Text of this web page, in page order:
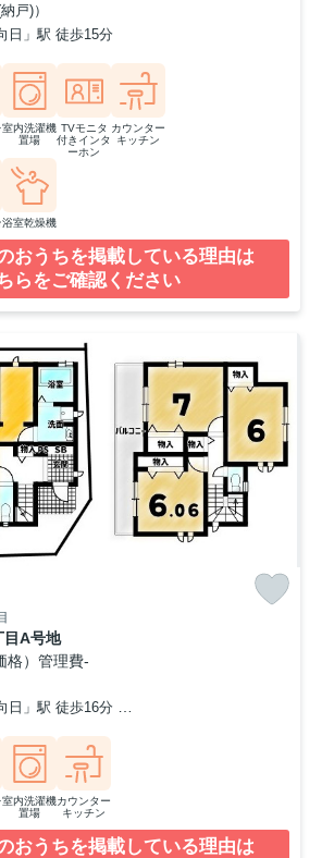
戸)）
日」駅 徒歩15分
室内洗濯機
置場
TVモニタ
付きインタ
ーホン
カウンター
キッチン
浴室乾燥機
おうちを掲載している理由は
らをご確認ください
目A号地
） 管理費-
日」駅 徒歩16分
室内洗濯機
置場
カウンター
キッチン
おうちを掲載している理由は